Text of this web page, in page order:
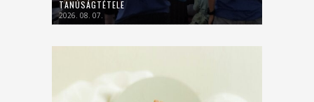
TANÚSÁGTÉTELE
2026. 08. 07.